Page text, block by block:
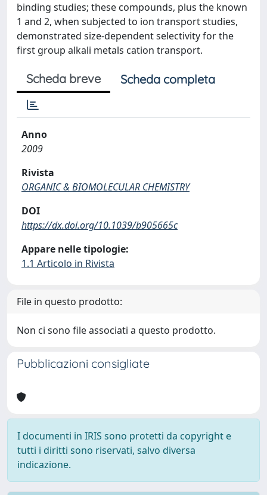
binding studies; these compounds, plus the known
1 and 2, when subjected to ion transport studies,
demonstrated size-dependent selectivity for the
first group alkali metals cation transport.
Scheda breve Scheda completa
Anno
2009
Rivista
ORGANIC & BIOMOLECULAR CHEMISTRY
DOI
https://dx.doi.org/10.1039/b905665c
Appare nelle tipologie:
1.1 Articolo in Rivista
File in questo prodotto:
Non ci sono file associati a questo prodotto.
Pubblicazioni consigliate
I documenti in IRIS sono protetti da copyright e
tutti i diritti sono riservati, salvo diversa
indicazione.